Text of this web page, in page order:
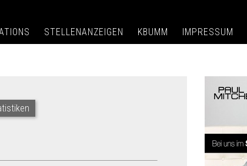
STELLENANZEIGEN KBUMM IMPRESSUM